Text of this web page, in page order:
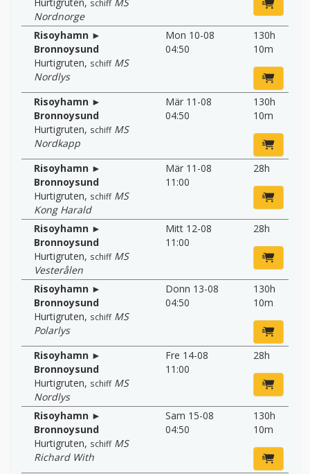
schiff
Nordnorge
Risoyhamn ►
Bronnoysund
Hurtigruten, schiff MS
Nordlys
Mon 10-08
04:50
130h
10m
Risoyhamn ►
Bronnoysund
Hurtigruten, schiff MS
Nordkapp
Mär 11-08
04:50
130h
10m
Risoyhamn ►
Bronnoysund
Hurtigruten, schiff MS
Kong Harald
Mär 11-08
11:00
28h
Risoyhamn ►
Bronnoysund
Hurtigruten, schiff MS
Vesterålen
Mitt 12-08
11:00
28h
Risoyhamn ►
Bronnoysund
Hurtigruten, schiff MS
Polarlys
Donn 13-08
04:50
130h
10m
Risoyhamn ►
Bronnoysund
Hurtigruten, schiff MS
Nordlys
Fre 14-08
11:00
28h
Risoyhamn ►
Bronnoysund
Hurtigruten, schiff MS
Richard With
Sam 15-08
04:50
130h
10m